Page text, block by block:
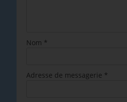
Nom *
Adresse de messagerie *